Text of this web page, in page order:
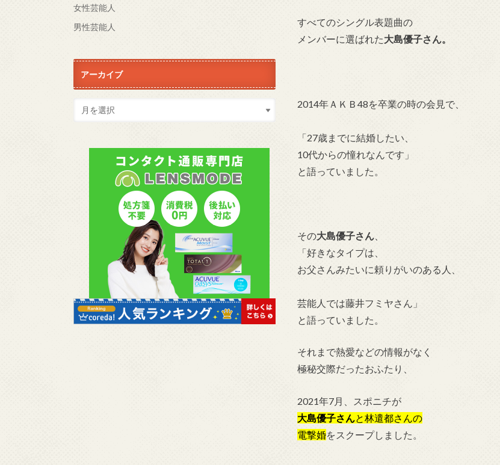
すべてのシングル表題曲の
メンバーに選ばれた大島優子さん。
2014年ＡＫＢ48を卒業の時の会見で、
「27歳までに結婚したい、
10代からの憧れなんです」
と語っていました。
その大島優子さん
「好きなタイプは、
お父さんみたいに頼りがいのある人、
芸能人では藤井フミヤさん」
と語っていました。
それまで熱愛などの情報がなく
極秘交際だったおふたり、
2021年7月、スポニチが
大島優子さんと林遣都さんの
電撃婚をスクープしました。
女性芸能人
男性芸能人
アーカイブ